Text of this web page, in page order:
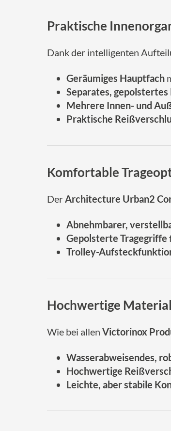
Praktische
Dank der intelligenten
Geräumiges Hauptfach
Separates, gepolstertes
Mehrere Innen- und
Praktische
Komfortable
DerArchitecture Urban2
Abnehmbarer,
Gepolsterte Tragegriffe
Trolley-
Hochwertige
Wie bei allen Victorinox
Wasserabweisendes,
Hochwertige
Leichte, aber stabile